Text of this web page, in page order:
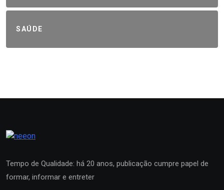
SAÚDE
Tempo de Qualidade: há 20 anos, publicação cumpre papel de
formar, informar e entreter